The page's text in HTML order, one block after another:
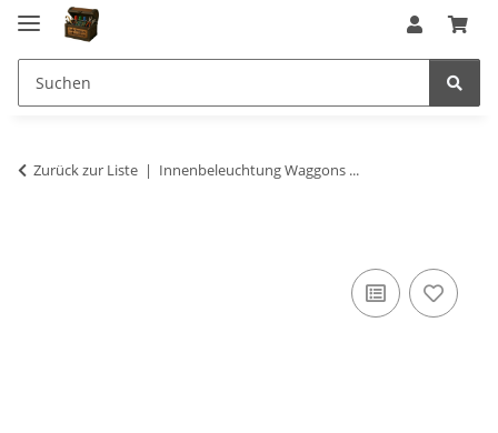
Zurück zur Liste Innenbeleuchtung Waggons ...